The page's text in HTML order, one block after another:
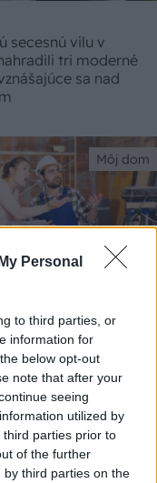
Personal
to third parties, or
information for
below opt-out
note that after your
seeing
utilized by
parties prior to
of the further
third parties on the
secesnú vilu v
tri moderné
sa nad
Môj dom